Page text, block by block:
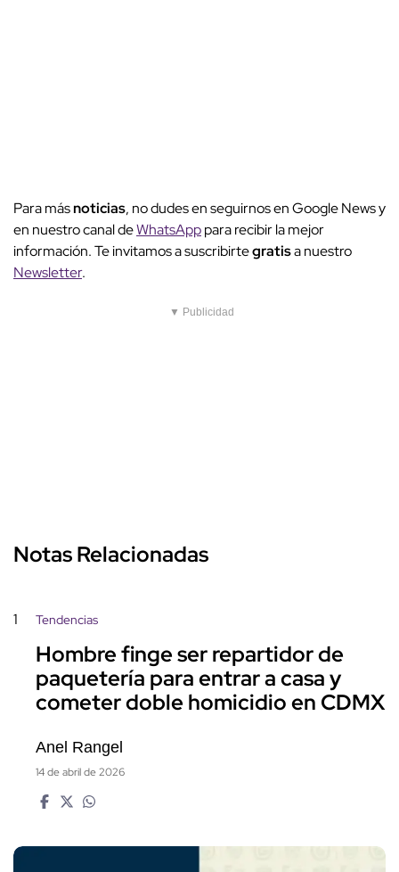
Para másnoticias, no dudes en seguirnos en Google News y
en nuestro canal deWhatsApppara recibir la mejor
información. Te invitamos a suscribirtegratisa nuestro
Newsletter.
▼ Publicidad
Notas Relacionadas
1 Tendencias
Hombre finge ser repartidor de
paquetería para entrar a casa y
cometer doble homicidio en CDMX
Anel Rangel
14 de abril de 2026